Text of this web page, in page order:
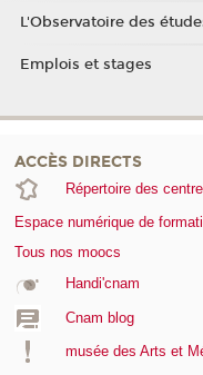
L'Observatoire des
Emplois et stages
ACCÈS DIRECTS
Répertoire des
Espace numérique de
Tous nos moocs
Handi'cnam
Cnam blog
musée des Arts et